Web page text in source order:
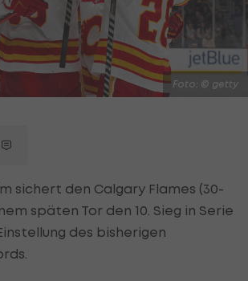
Foto: © getty
sichert den Calgary Flames (30-
späten Tor den 10. Sieg in Serie
des bisherigen